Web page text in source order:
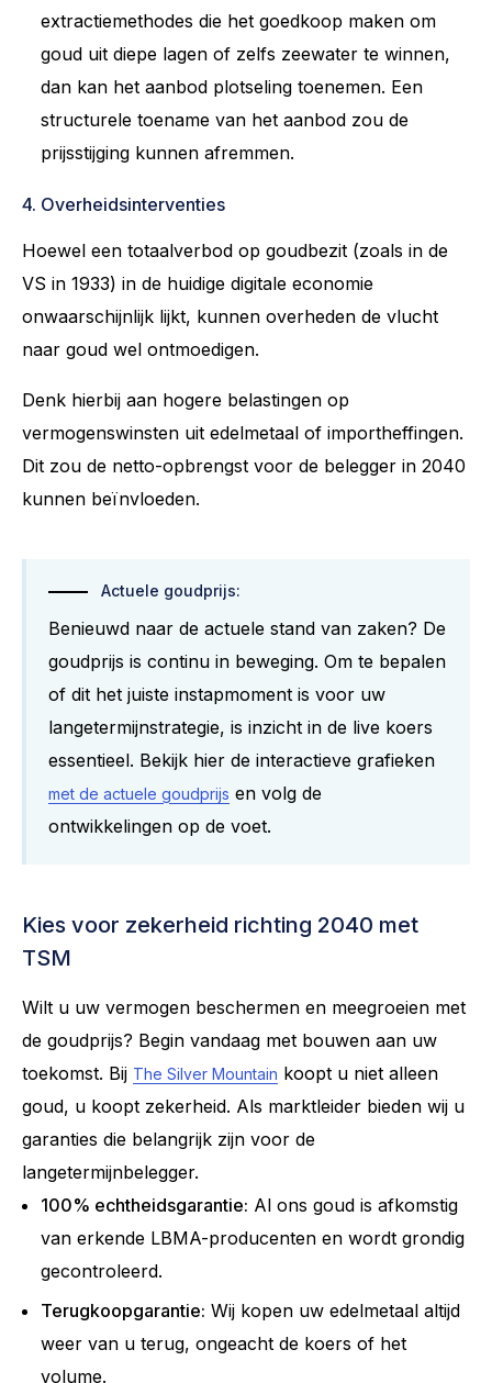
extractiemethodes die het goedkoop maken om
goud uit diepe lagen of zelfs zeewater te winnen,
dan kan het aanbod plotseling toenemen. Een
structurele toename van het aanbod zou de
prijsstijging kunnen afremmen.
4. Overheidsinterventies
Hoewel een totaalverbod op goudbezit (zoals in de
VS in 1933) in de huidige digitale economie
onwaarschijnlijk lijkt, kunnen overheden de vlucht
naar goud wel ontmoedigen.
Denk hierbij aan hogere belastingen op
vermogenswinsten uit edelmetaal of importheffingen.
Dit zou de netto-opbrengst voor de belegger in 2040
kunnen beïnvloeden.
Actuele goudprijs:
Benieuwd naar de actuele stand van zaken? De
goudprijs is continu in beweging. Om te bepalen
of dit het juiste instapmoment is voor uw
langetermijnstrategie, is inzicht in de live koers
essentieel. Bekijk hier de interactieve grafieken
met de actuele goudprijs en volg de
ontwikkelingen op de voet.
Kies voor zekerheid richting 2040 met
TSM
Wilt u uw vermogen beschermen en meegroeien met
de goudprijs? Begin vandaag met bouwen aan uw
toekomst. Bij The Silver Mountain koopt u niet alleen
goud, u koopt zekerheid. Als marktleider bieden wij u
garanties die belangrijk zijn voor de
langetermijnbelegger.
100% echtheidsgarantie: Al ons goud is afkomstig
van erkende LBMA-producenten en wordt grondig
gecontroleerd.
Terugkoopgarantie: Wij kopen uw edelmetaal altijd
weer van u terug, ongeacht de koers of het
volume.